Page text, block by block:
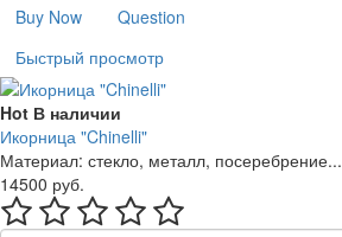
Buy Now
Question
Быстрый просмотр
Hot В наличии
Икорница "Chinelli"
Материал: стекло, металл, посеребрение...
14500 руб.